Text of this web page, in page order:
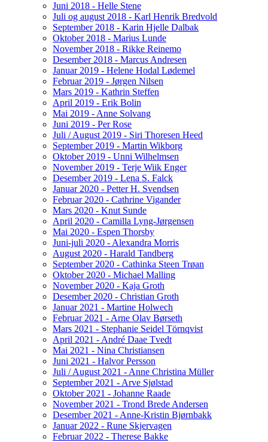
Juni 2018 - Helle Stene
Juli og august 2018 - Karl Henrik Bredvold
September 2018 - Karin Hjelle Dalbak
Oktober 2018 - Marius Lunde
November 2018 - Rikke Reinemo
Desember 2018 - Marcus Andresen
Januar 2019 - Helene Hodal Lødemel
Februar 2019 - Jørgen Nilsen
Mars 2019 - Kathrin Steffen
April 2019 - Erik Bolin
Mai 2019 - Anne Solvang
Juni 2019 - Per Rose
Juli / August 2019 - Siri Thoresen Heed
September 2019 - Martin Wikborg
Oktober 2019 - Unni Wilhelmsen
November 2019 - Terje Wiik Enger
Desember 2019 - Lena S. Falck
Januar 2020 - Petter H. Svendsen
Februar 2020 - Cathrine Vigander
Mars 2020 - Knut Sunde
April 2020 - Camilla Lyng-Jørgensen
Mai 2020 - Espen Thorsby
Juni-juli 2020 - Alexandra Morris
August 2020 - Harald Tandberg
September 2020 - Cathinka Steen Trøan
Oktober 2020 - Michael Malling
November 2020 - Kaja Groth
Desember 2020 - Christian Groth
Januar 2021 - Martine Holwech
Februar 2021 - Arne Olav Børseth
Mars 2021 - Stephanie Seidel Törnqvist
April 2021 - André Daae Tvedt
Mai 2021 - Nina Christiansen
Juni 2021 - Halvor Persson
Juli / August 2021 - Anne Christina Müller
September 2021 - Arve Sjølstad
Oktober 2021 - Johanne Raade
November 2021 - Trond Brede Andersen
Desember 2021 - Anne-Kristin Bjørnbakk
Januar 2022 - Rune Skjervagen
Februar 2022 - Therese Bakke